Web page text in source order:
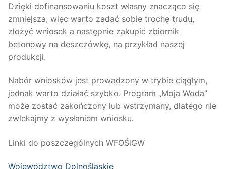
Dzięki dofinansowaniu koszt własny znacząco się
zmniejsza, więc warto zadać sobie trochę trudu,
złożyć wniosek a następnie zakupić zbiornik
betonowy na deszczówkę, na przykład naszej
produkcji.
Nabór wniosków jest prowadzony w trybie ciągłym,
jednak warto działać szybko. Program „Moja Woda”
może zostać zakończony lub wstrzymany, dlatego nie
zwlekajmy z wysłaniem wniosku.
Linki do poszczególnych WFOŚiGW
Województwo Dolnośląskie